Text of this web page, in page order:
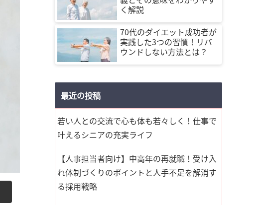
く解説
70代のダイエット成功者が
実践した3つの習慣！リバ
ウンドしない方法とは？
最近の投稿
若い人との交流で心も体も若々しく！仕事で
叶えるシニアの充実ライフ
【人事担当者向け】中高年の再就職！受け入
れ体制づくりのポイントと人手不足を解消す
る採用戦略